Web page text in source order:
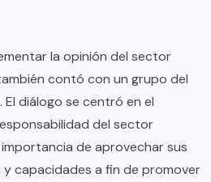
la opinión del sector
contó con un grupo del
diálogo se centró en el
del sector
de aprovechar sus
capacidades a fin de promover